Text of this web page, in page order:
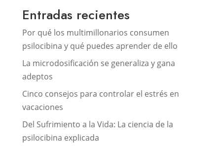
Entradas recientes
Por qué los multimillonarios consumen
psilocibina y qué puedes aprender de ello
La microdosificación se generaliza y gana
adeptos
Cinco consejos para controlar el estrés en
vacaciones
Del Sufrimiento a la Vida: La ciencia de la
psilocibina explicada